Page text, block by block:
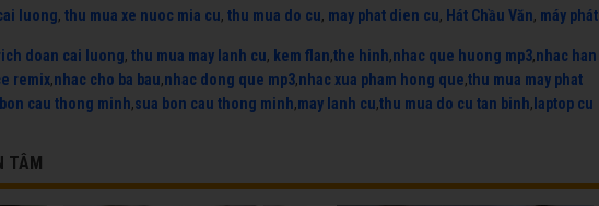
luong, thu mua xe nuoc mia cu, thu mua do cu, may phat dien cu, Hát Chầu Văn, máy phát
doan cai luong, thu mua may lanh cu, kem flan,the hinh,nhac que huong mp3,nhac han
remix,nhac cho ba bau,nhac dong que mp3,nhac xua pham hong que,thu mua may phat
cau thong minh,sua bon cau thong minh,may lanh cu,thu mua do cu tan binh, laptop cu
TÂM